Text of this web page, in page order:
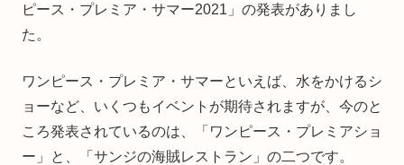
ピース・プレミア・サマー2021」の発表がありまし
た。
ワンピース・プレミア・サマーといえば、水をかけるシ
ョーなど、いくつもイベントが期待されますが、今のと
ころ発表されているのは、「ワンピース・プレミアショ
ー」と、「サンジの海賊レストラン」の二つです。